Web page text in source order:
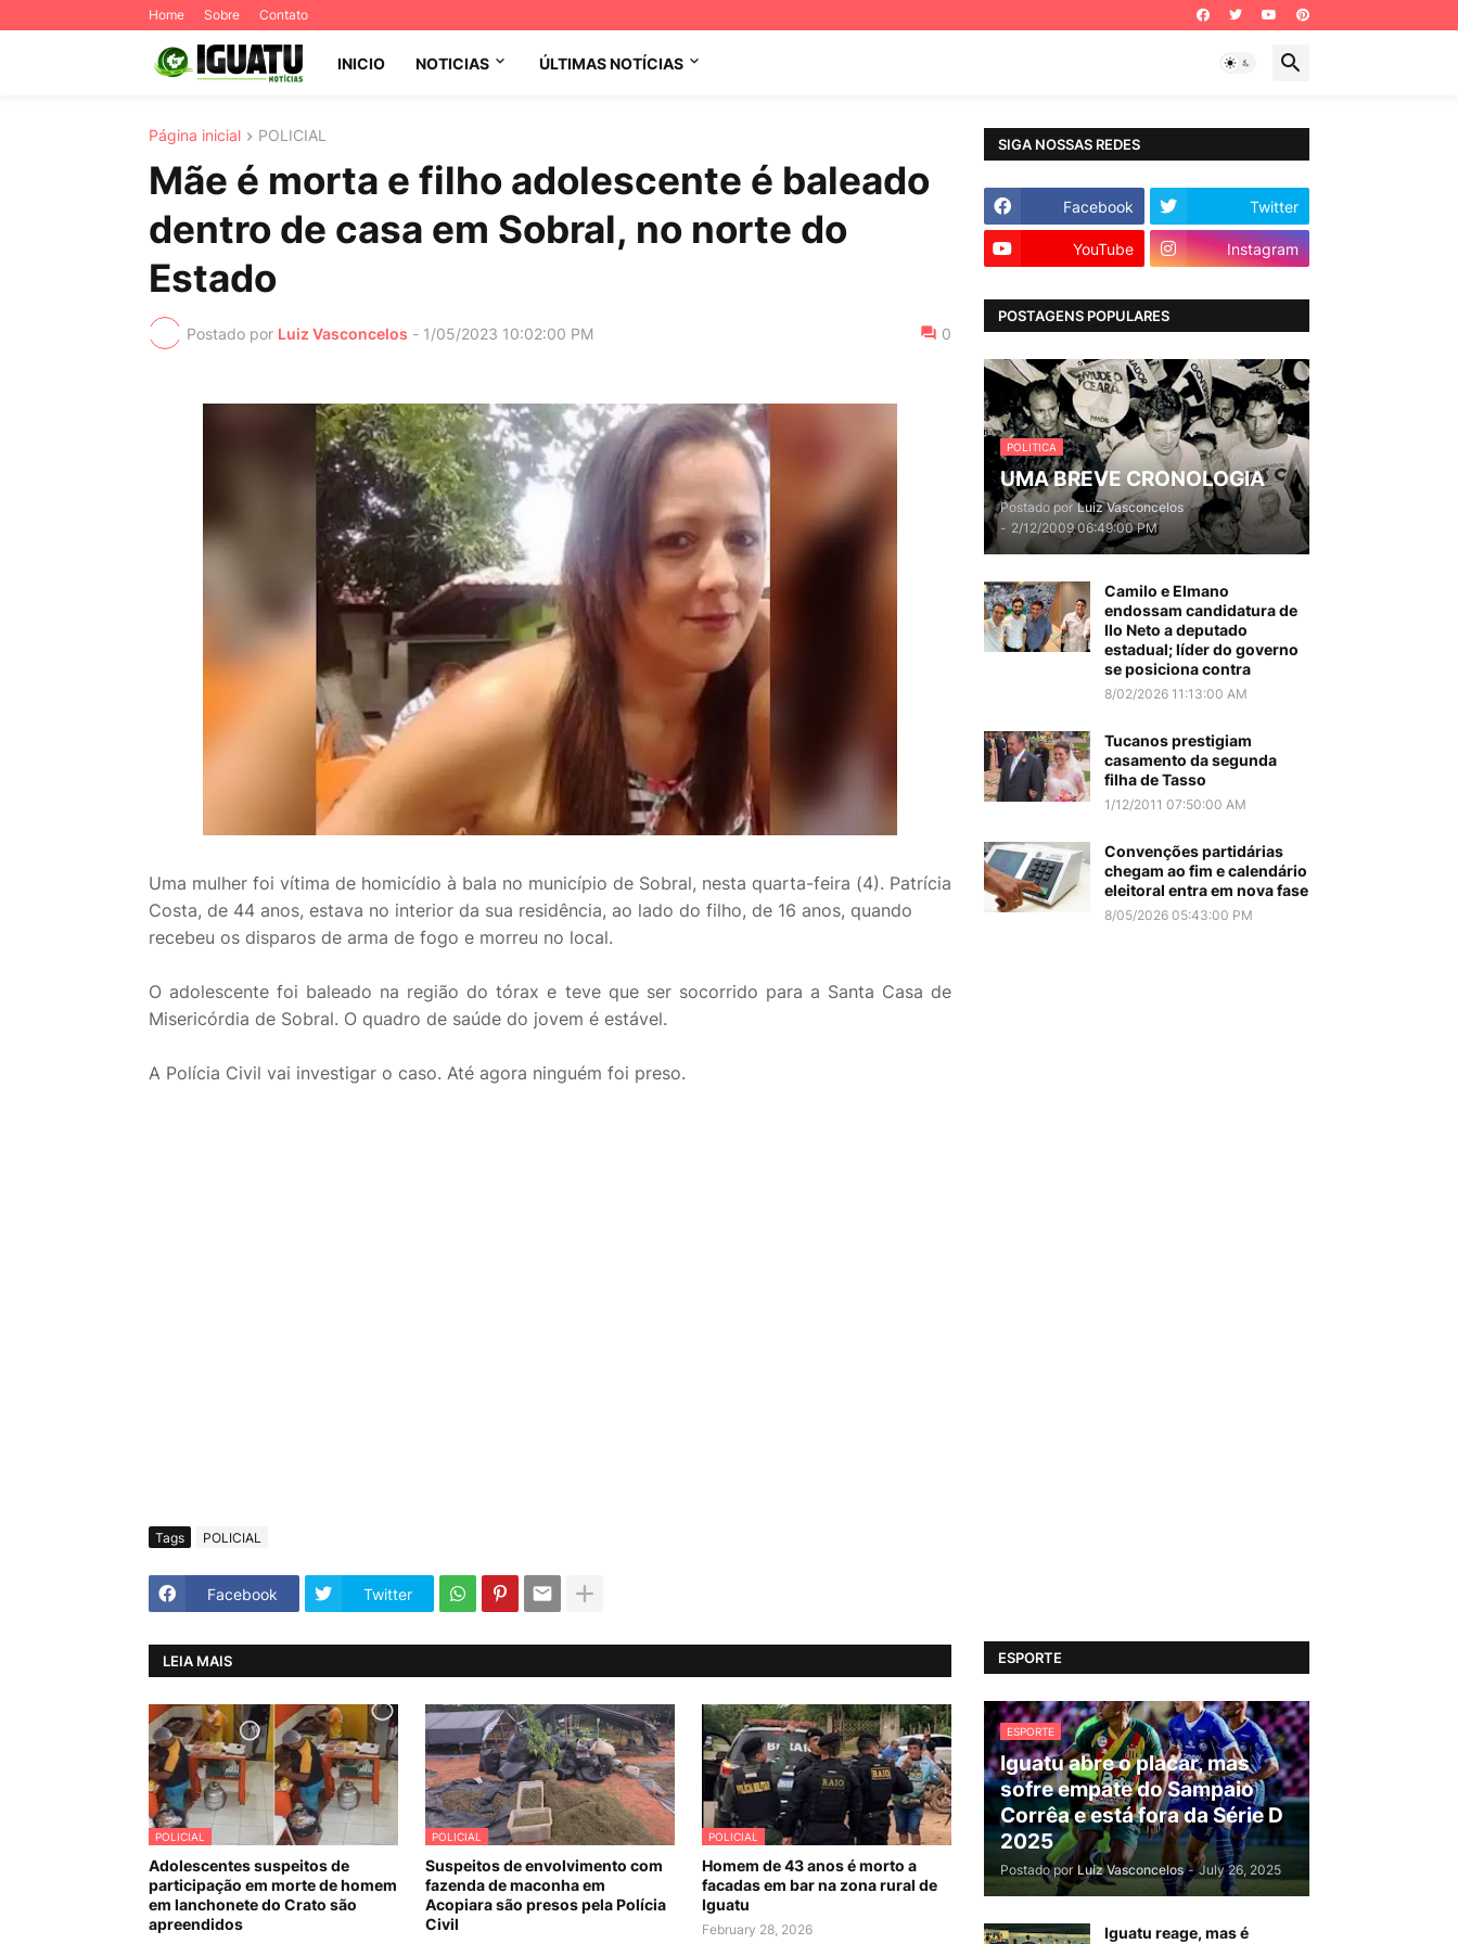
Home Sobre Contato
INICIO NOTICIAS ÚLTIMAS NOTÍCIAS
Página inicial POLICIAL
Mãe é morta e filho adolescente é baleado
dentro de casa em Sobral, no norte do
Estado
Postado por Luiz Vasconcelos - 1/05/2023 10:02:00 PM 0
Uma mulher foi vítima de homicídio à bala no município de Sobral, nesta quarta-feira (4). Patrícia
Costa, de 44 anos, estava no interior da sua residência, ao lado do filho, de 16 anos, quando
recebeu os disparos de arma de fogo e morreu no local.
O adolescente foi baleado na região do tórax e teve que ser socorrido para a Santa Casa de
Misericórdia de Sobral. O quadro de saúde do jovem é estável.
A Polícia Civil vai investigar o caso. Até agora ninguém foi preso.
Tags POLICIAL
Facebook Twitter
LEIA MAIS
POLICIAL
Adolescentes suspeitos de
participação em morte de homem
em lanchonete do Crato são
apreendidos
POLICIAL
Suspeitos de envolvimento com
fazenda de maconha em
Acopiara são presos pela Polícia
Civil
POLICIAL
Homem de 43 anos é morto a
facadas em bar na zona rural de
Iguatu
February 28, 2026
SIGA NOSSAS REDES
Facebook Twitter
YouTube Instagram
POSTAGENS POPULARES
POLITICA
UMA BREVE CRONOLOGIA
Postado por Luiz Vasconcelos
- 2/12/2009 06:49:00 PM
Camilo e Elmano
endossam candidatura de
Ilo Neto a deputado
estadual; líder do governo
se posiciona contra
8/02/2026 11:13:00 AM
Tucanos prestigiam
casamento da segunda
filha de Tasso
1/12/2011 07:50:00 AM
Convenções partidárias
chegam ao fim e calendário
eleitoral entra em nova fase
8/05/2026 05:43:00 PM
ESPORTE
ESPORTE
Iguatu abre o placar, mas
sofre empate do Sampaio
Corrêa e está fora da Série D
2025
Postado por Luiz Vasconcelos - July 26, 2025
Iguatu reage, mas é